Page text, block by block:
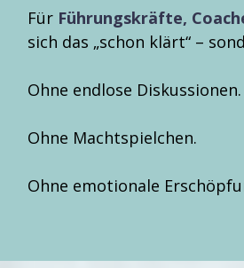
FürFührungskräfte,
sich das „schon klärt“ –
Ohne endlose Diskussionen.
Ohne Machtspielchen.
Ohne emotionale